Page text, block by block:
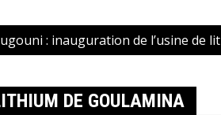
: inauguration de l’usine de
DE GOULAMINA